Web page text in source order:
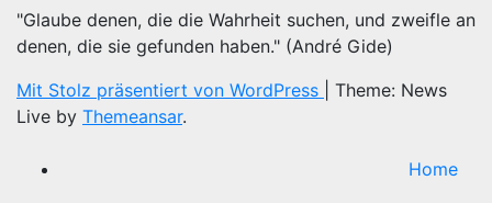
"Glaube denen, die die Wahrheit suchen, und zweifle an
denen, die sie gefunden haben." (André Gide)
Mit Stolz präsentiert von WordPress
Theme: News
Live by Themeansar.
Home